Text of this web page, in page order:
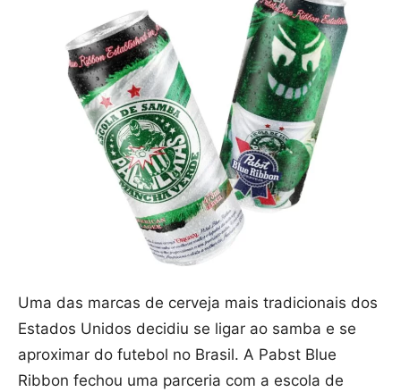
Uma das marcas de cerveja mais tradicionais dos
Estados Unidos decidiu se ligar ao samba e se
aproximar do futebol no Brasil. A Pabst Blue
Ribbon fechou uma parceria com a escola de